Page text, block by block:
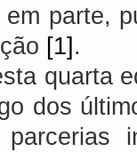
em parte,
[1].
quarta
dos
parcerias